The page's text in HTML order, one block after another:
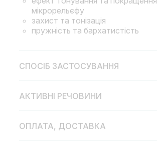
мікрорельєфу
захист та тонізація
пружність та бархатистість
СПОСІБ ЗАСТОСУВАННЯ
АКТИВНІ РЕЧОВИНИ
ОПЛАТА, ДОСТАВКА